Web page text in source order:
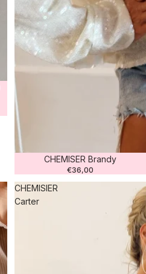
CHEMISER Brandy
€36,00
CHEMISIER
Carter